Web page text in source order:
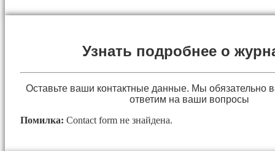
Узнать подробнее о
Оставьте ваши контактные данные. Мы обязательно
ответим на ваши вопросы
Помилка: Contact form не знайдена.